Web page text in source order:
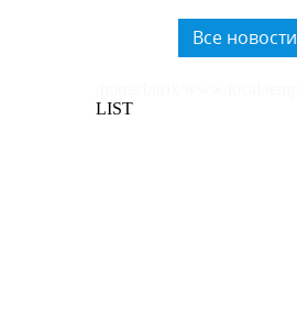
пластика.
Все новости
LIST